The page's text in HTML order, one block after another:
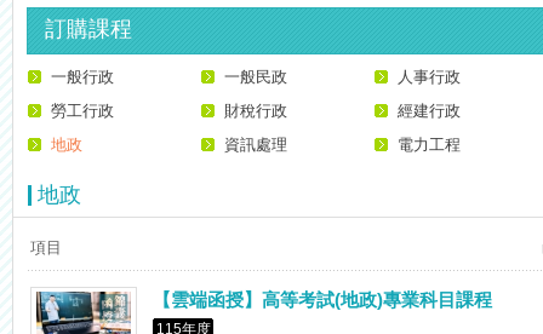
【考試院】國考證書數位化，112年起全面實施！點我看詳情>>>
【最新】錦囊函授增加便利商店付款方式，便利到不行！馬上使用►
【重要】114年度起，雲端函授之課堂教材須知，請點我查看☀☀☀
【考選部】高普考／修正部份考試科目及大綱，趕快來看看有哪一些
訂購課程
一般行政 一般民政
人事行政
勞工行政
財稅行政
經建行政
地政
資訊處理 電力工程
地政
項目
【雲端函授】高等考試(地政)專業科目課程
115年度